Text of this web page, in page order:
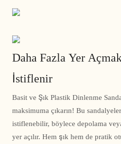
Daha Fazla Yer
İstiflenir
Basit ve Şık Plastik Dinlenme
maksimuma çıkarın! Bu
istiflenebilir, böylece depolama
yer açılır. Hem şık hem de pratik